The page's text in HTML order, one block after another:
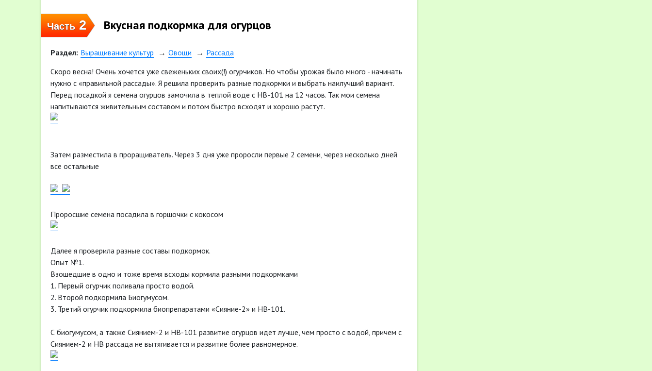
Часть2 Вкусная подкормка для огурцов
Раздел: Выращивание культур Овощи
Рассада
Скоро весна! Очень хочется уже свеженьких своих(!) огурчиков. Но чтобы урожая было много - начинать
нужно с «правильной рассады». Я решила проверить разные подкормки и выбрать наилучший вариант.
Перед посадкой я семена огурцов замочила в теплой воде с НВ-101 на 12 часов. Так мои семена
напитываются живительным составом и потом быстро всходят и хорошо растут.
Затем разместила в проращиватель. Через 3 дня уже проросли первые 2 семени, через несколько дней
все остальные
Проросшие семена посадила в горшочки с кокосом
Далее я проверила разные составы подкормок.
Опыт №1.
Взошедшие в одно и тоже время всходы кормила разными подкормками
1. Первый огурчик поливала просто водой.
2. Второй подкормила Биогумусом.
3. Третий огурчик подкормила биопрепаратами «Сияние-2» и НВ-101.
С биогумусом, а также Сиянием-2 и НВ-101 развитие огурцов идет лучше, чем просто с водой, причем с
Сиянием-2 и НВ рассада не вытягивается и развитие более равномерное.